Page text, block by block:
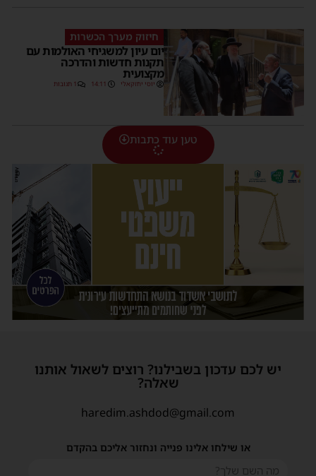
חיזוק מערך הכשרות
יום עיון למשגיחי האולמות עם
תקנות חדשות והדרכה
מקצועית
יוסי יחזקאלי 14:11 1 תגובות
טען עוד כתבות
יש לכם עדכון בשבילנו? רוצים לשאול אותנו
שאלה?
haredim.ashdod@gmail.com
או שילחו אלינו פנייה ונחזור אליכם בהקדם